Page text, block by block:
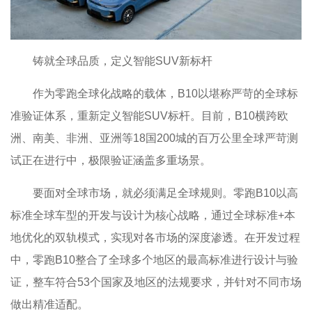
铸就全球品质，定义智能SUV新标杆
作为零跑全球化战略的载体，B10以堪称严苛的全球标
准验证体系，重新定义智能SUV标杆。目前，B10横跨欧
洲、南美、非洲、亚洲等18国200城的百万公里全球严苛测
试正在进行中，极限验证涵盖多重场景。
要面对全球市场，就必须满足全球规则。零跑B10以高
标准全球车型的开发与设计为核心战略，通过全球标准+本
地优化的双轨模式，实现对各市场的深度渗透。在开发过程
中，零跑B10整合了全球多个地区的最高标准进行设计与验
证，整车符合53个国家及地区的法规要求，并针对不同市场
做出精准适配。